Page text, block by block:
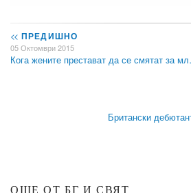
<< ПРЕДИШНО
05 Октомври 2015
Кога жените престават да се смятат за
Британски
ОЩЕ ОТ БГ И СВЯТ